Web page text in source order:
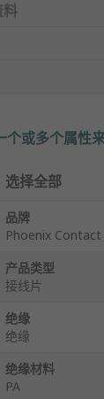
料
个或多个属性
选择全部
品牌
Phoenix Contact
产品类型
接线片
绝缘
绝缘
绝缘材料
PA